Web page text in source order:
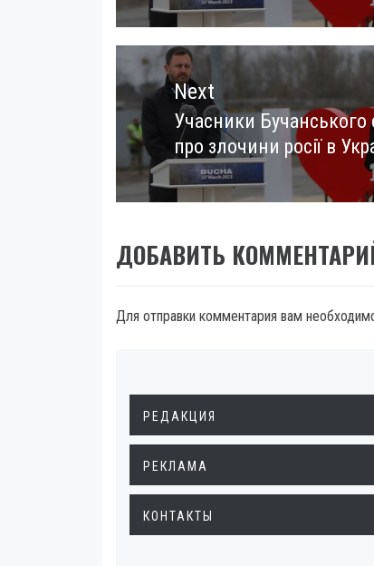
Next
Next
post:
Учасники Бучанського
про злочини росії в
ДОБАВИТЬ
Для отправки комментария вам
РЕДАКЦИЯ
РЕКЛАМА
КОНТАКТЫ